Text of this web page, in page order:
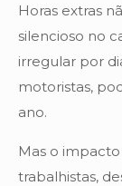
Horas extras
silencioso no
irregular por
motoristas,
ano.
Mas o
trabalhistas,